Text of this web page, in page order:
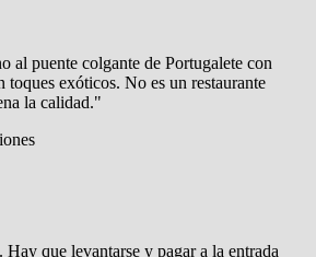
al puente colgante de Portugalete con
toques exóticos. No es un restaurante
la calidad."
que levantarse y pagar a la entrada